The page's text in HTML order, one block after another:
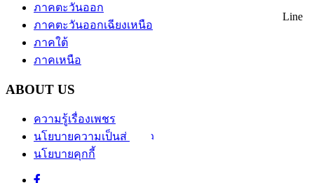
ภาคตะวันออก
ภาคตะวันออกเฉียงเหนือ
ภาคใต้
ภาคเหนือ
ABOUT US
ความรู้เรื่องเพชร
นโยบายความเป็นส่วนตัว
นโยบายคุกกี้
Line